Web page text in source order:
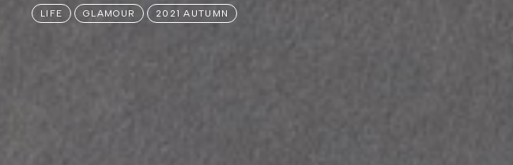
LIFE GLAMOUR 2021 AUTUMN